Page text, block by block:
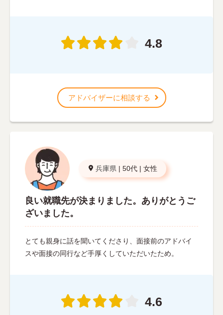
4.8
アドバイザーに相談する
兵庫県 | 50代 | 女性
良い就職先が決まりました。ありがとうご
ざいました。
とても親身に話を聞いてくださり、面接前のアドバイ
スや面接の同行など手厚くしていただいたため。
4.6